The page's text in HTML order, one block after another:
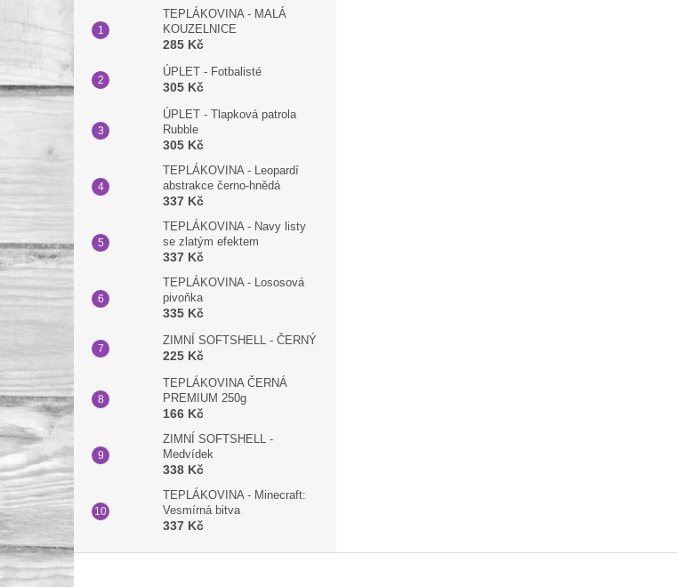
TEPLÁKOVINA - MALÁ
KOUZELNICE
285 Kč
ÚPLET - Fotbalisté
305 Kč
ÚPLET - Tlapková patrola
Rubble
305 Kč
TEPLÁKOVINA - Leopardí
abstrakce černo-hnědá
337 Kč
TEPLÁKOVINA - Navy listy
se zlatým efektem
337 Kč
TEPLÁKOVINA - Lososová
pivoňka
335 Kč
ZIMNÍ SOFTSHELL - ČERNÝ
225 Kč
TEPLÁKOVINA ČERNÁ
PREMIUM 250g
166 Kč
ZIMNÍ SOFTSHELL -
Medvídek
338 Kč
TEPLÁKOVINA - Minecraft:
Vesmírná bitva
337 Kč
Z
á